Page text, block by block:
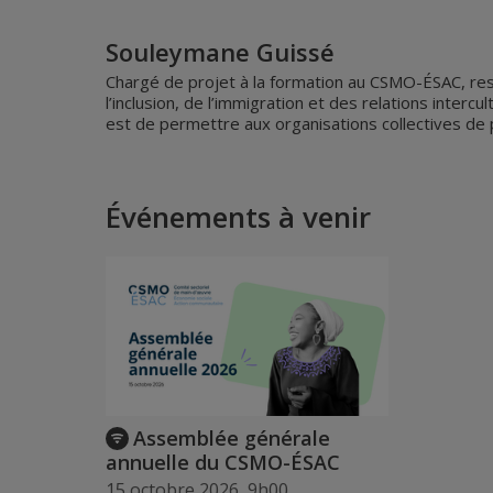
Souleymane Guissé
Chargé de projet à la formation au CSMO-ÉSAC,
l’inclusion, de l’immigration et des relations
est de permettre aux organisations collectives de
Événements à venir
Assemblée générale
annuelle du CSMO-ÉSAC